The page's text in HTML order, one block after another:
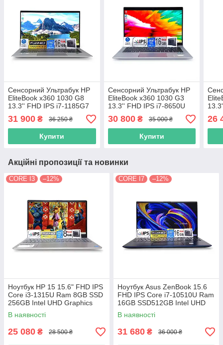
Сенсорний Ультрабук HP
EliteBook x360 1030 G8
13.3'' FHD IPS i7-1185G7
16GB SSD512GB Intel Iris
ТРАНСФОРМЕР
31 900 ₴ 36 250 ₴
Купити
Сенсорний Ультрабук HP
EliteBook x360 1030 G3
13.3'' FHD IPS i7-8650U
16GB SSD512GB
ТРАНСФОРМЕР
30 800₴ 35 000 ₴
Купити
26
Акційні пропозиції та новинки
CORE I3 –12%
Ноутбук HP 15 15.6" FHD IPS
Сore i3-1315U Ram 8GB SSD
256GB Intel UHD Graphics
В наявності
25 080 ₴ 28 500 ₴
CORE I7 –12%
Ноутбук Asus ZenBook 15.6
FHD IPS Core i7-10510U Ram
16GB SSD512GB Intel UHD
Graphics
В наявності
31 680 ₴ 36 000 ₴